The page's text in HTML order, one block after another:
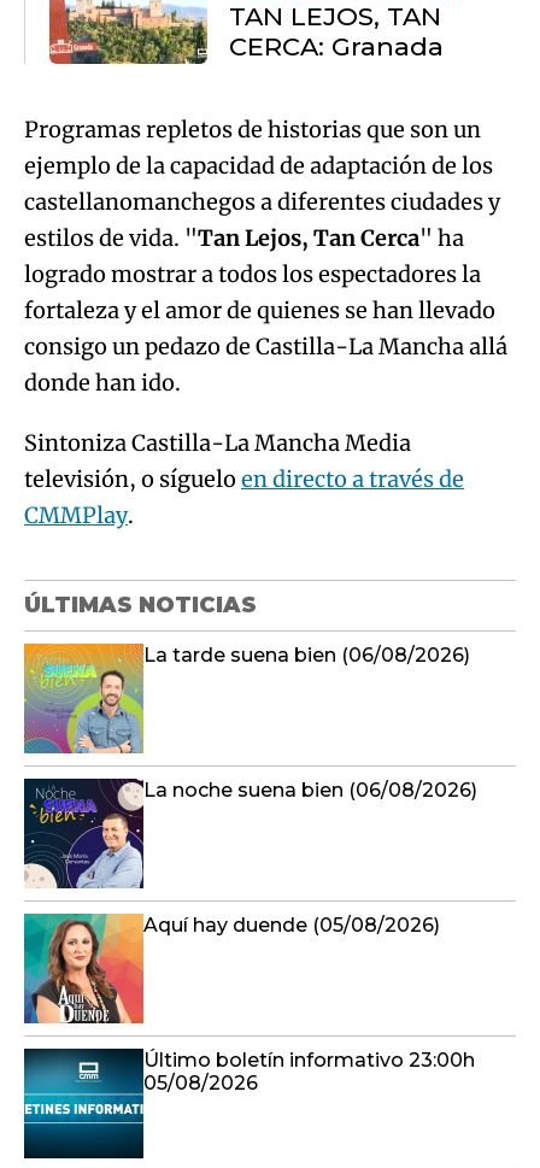
TAN LEJOS, TAN
CERCA: Granada
Programas repletos de historias que son un
ejemplo de la capacidad de adaptación de los
castellanomanchegos a diferentes ciudades y
estilos de vida. "Tan Lejos, Tan Cerca" ha
logrado mostrar a todos los espectadores la
fortaleza y el amor de quienes se han llevado
consigo un pedazo de Castilla-La Mancha allá
donde han ido.
Sintoniza Castilla-La Mancha Media
televisión, o síguelo en directo a través de
CMMPlay.
ÚLTIMAS NOTICIAS
La tarde suena bien (06/08/2026)
La noche suena bien (06/08/2026)
Aquí hay duende (05/08/2026)
Último boletín informativo 23:00h
05/08/2026